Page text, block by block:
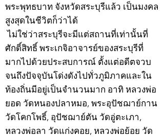
พระพุทธบาท จังหวัดสระบุรีแล้ว เป็นมงคล
สูงสุดในชีวิตก็ว่าได้
ไม่ใช่ว่าสระบุรีจะมีแต่สถานที่เท่านั้นที่
ศักดิ์สิทธิ์ พระเกจิอาจารย์ของสระบุรีที่
มากไปด้วยประสบการณ์ ตั้งแต่อดีตจวบ
จนถึงปัจจุบันโด่งดังไปทั่วภูมิภาคและใน
ท้องถิ่นมีอยู่เป็นจำนวนมาก อาทิ หลวงพ่อ
ยอด วัดหนองปลาหมอ, พระอุปัชฌาย์กาน
วัดโคกโพธิ์, อุปัชฌาย์ตัน วัดอู่ตะเภา,
หลวงพ่อลา วัดแก่งคอย, หลวงพ่อย้อย วัด